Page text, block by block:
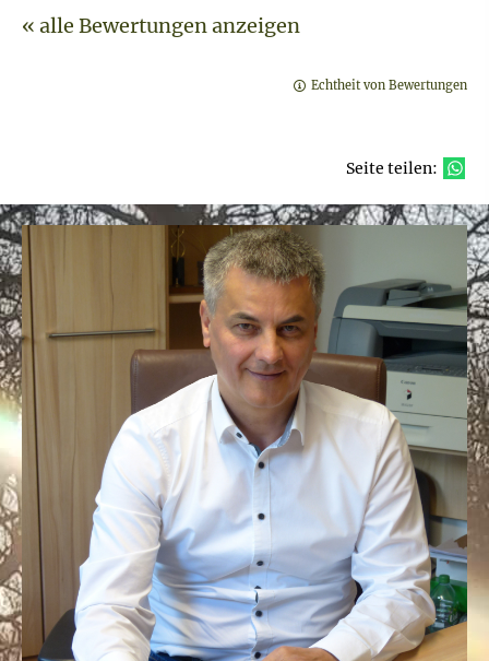
« alle Bewertungen anzeigen
Echtheit von Bewertungen
Seite teilen: